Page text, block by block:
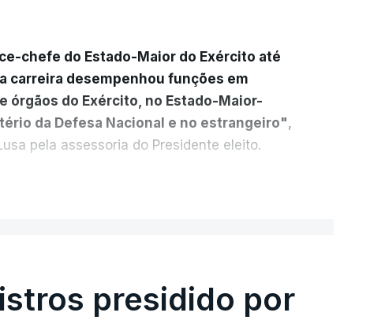
chefe do Estado-Maior do Exército até
carreira desempenhou funções em
órgãos do Exército, no Estado-Maior-
da Defesa Nacional e no estrangeiro",
pela assessoria do Presidente eleito.
2.º comandante da Força Militar da ONU
na Divisão de Operações,
presidido por